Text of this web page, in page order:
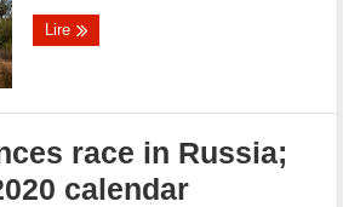
Lire
race in Russia;
calendar